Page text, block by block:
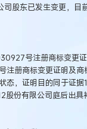
股东已发生变更，目
号注册商标变更
册商标变更证明及
，证明目的同于证
股份有限公司庭后出